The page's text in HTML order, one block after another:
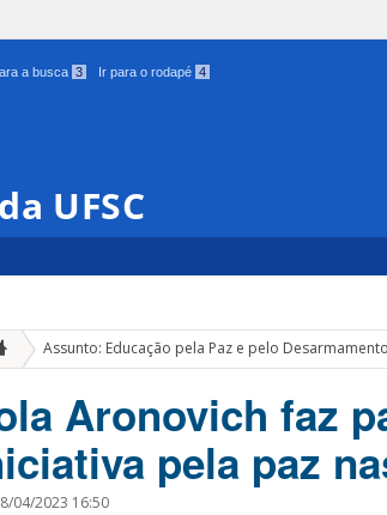
a busca 3 Ir para o rodapé 4
UFSC
Assunto: Educação pela Paz e pelo
Aronovich faz
pela paz
04/2023 16:50